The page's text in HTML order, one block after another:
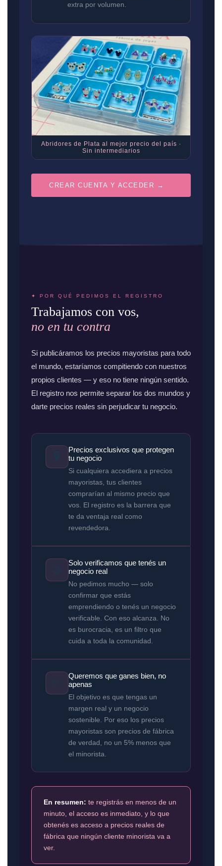
extra por volumen.
Abridores de Plata al mejor precio del país ·
Sin intermediarios
CREAR CUENTA Y ACCEDER →
✦ POR QUÉ PEDIMOS EL REGISTRO
Trabajamos con vos,
no en tu contra
Si publicáramos los precios mayoristas para todo
el mundo, estaríamos compitiendo con nuestros
propios clientes — y eso no tiene ningún sentido.
El registro nos permite separar los dos mundos y
darte precios reales sin perjudicar tu negocio.
Precios exclusivos que protegen
tu negocio
Si cualquiera accediera a precios
mayoristas, tus clientes
comprarían al mismo precio que
vos. El registro es la barrera que
te da ventaja real como
revendedora.
Solo verificamos que tenés un
negocio real
No pedimos mucho — solo
confirmar que estás
emprendiendo o tenés un negocio
verificable. Con eso alcanza. No
es burocracia, es un filtro que
cuida a toda la comunidad.
Queremos que ganes bien, no
apenas
El objetivo es que tengas un
margen real y un negocio
sostenible. Por eso los precios
mayoristas son precios de fábrica
de verdad, no un 5% menos que
el minorista.
En resumen: te registrás en menos de un
minuto, el acceso es inmediato, y lo que
obtenés es acceso a precios reales de
fábrica que ningún cliente minorista va a
ver.